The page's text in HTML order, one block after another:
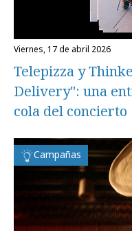
viernes, 17 de abril 2026
Telepizza y
Delivery": una
cola del concierto
Campañas